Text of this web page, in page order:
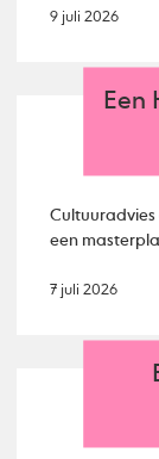
9 juli 2026
Een
een
7 juli 2026